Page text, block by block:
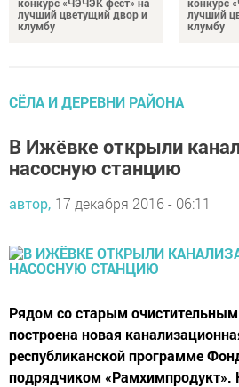
лучший цветущий двор и
клумбу
лучший
клумбу
СЁЛА И ДЕРЕВНИ РАЙОНА
В Ижёвке открыли
насосную станцию
автор, 17 декабря 2016 - 06:11
Рядом со старым
построена новая
республиканской программе
подрядчиком «Рамхимпродукт».